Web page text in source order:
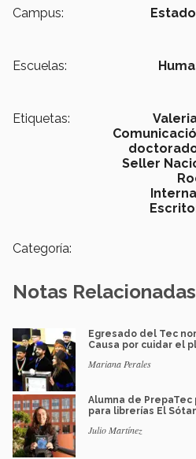
Campus:
Escuelas:
Etiquetas:
Seller
Categoría:
Notas Relacionadas
Egresado del Tec
Causa por cuidar el
Mariana Perales
Alumna de
para librerías El
Julio Martínez